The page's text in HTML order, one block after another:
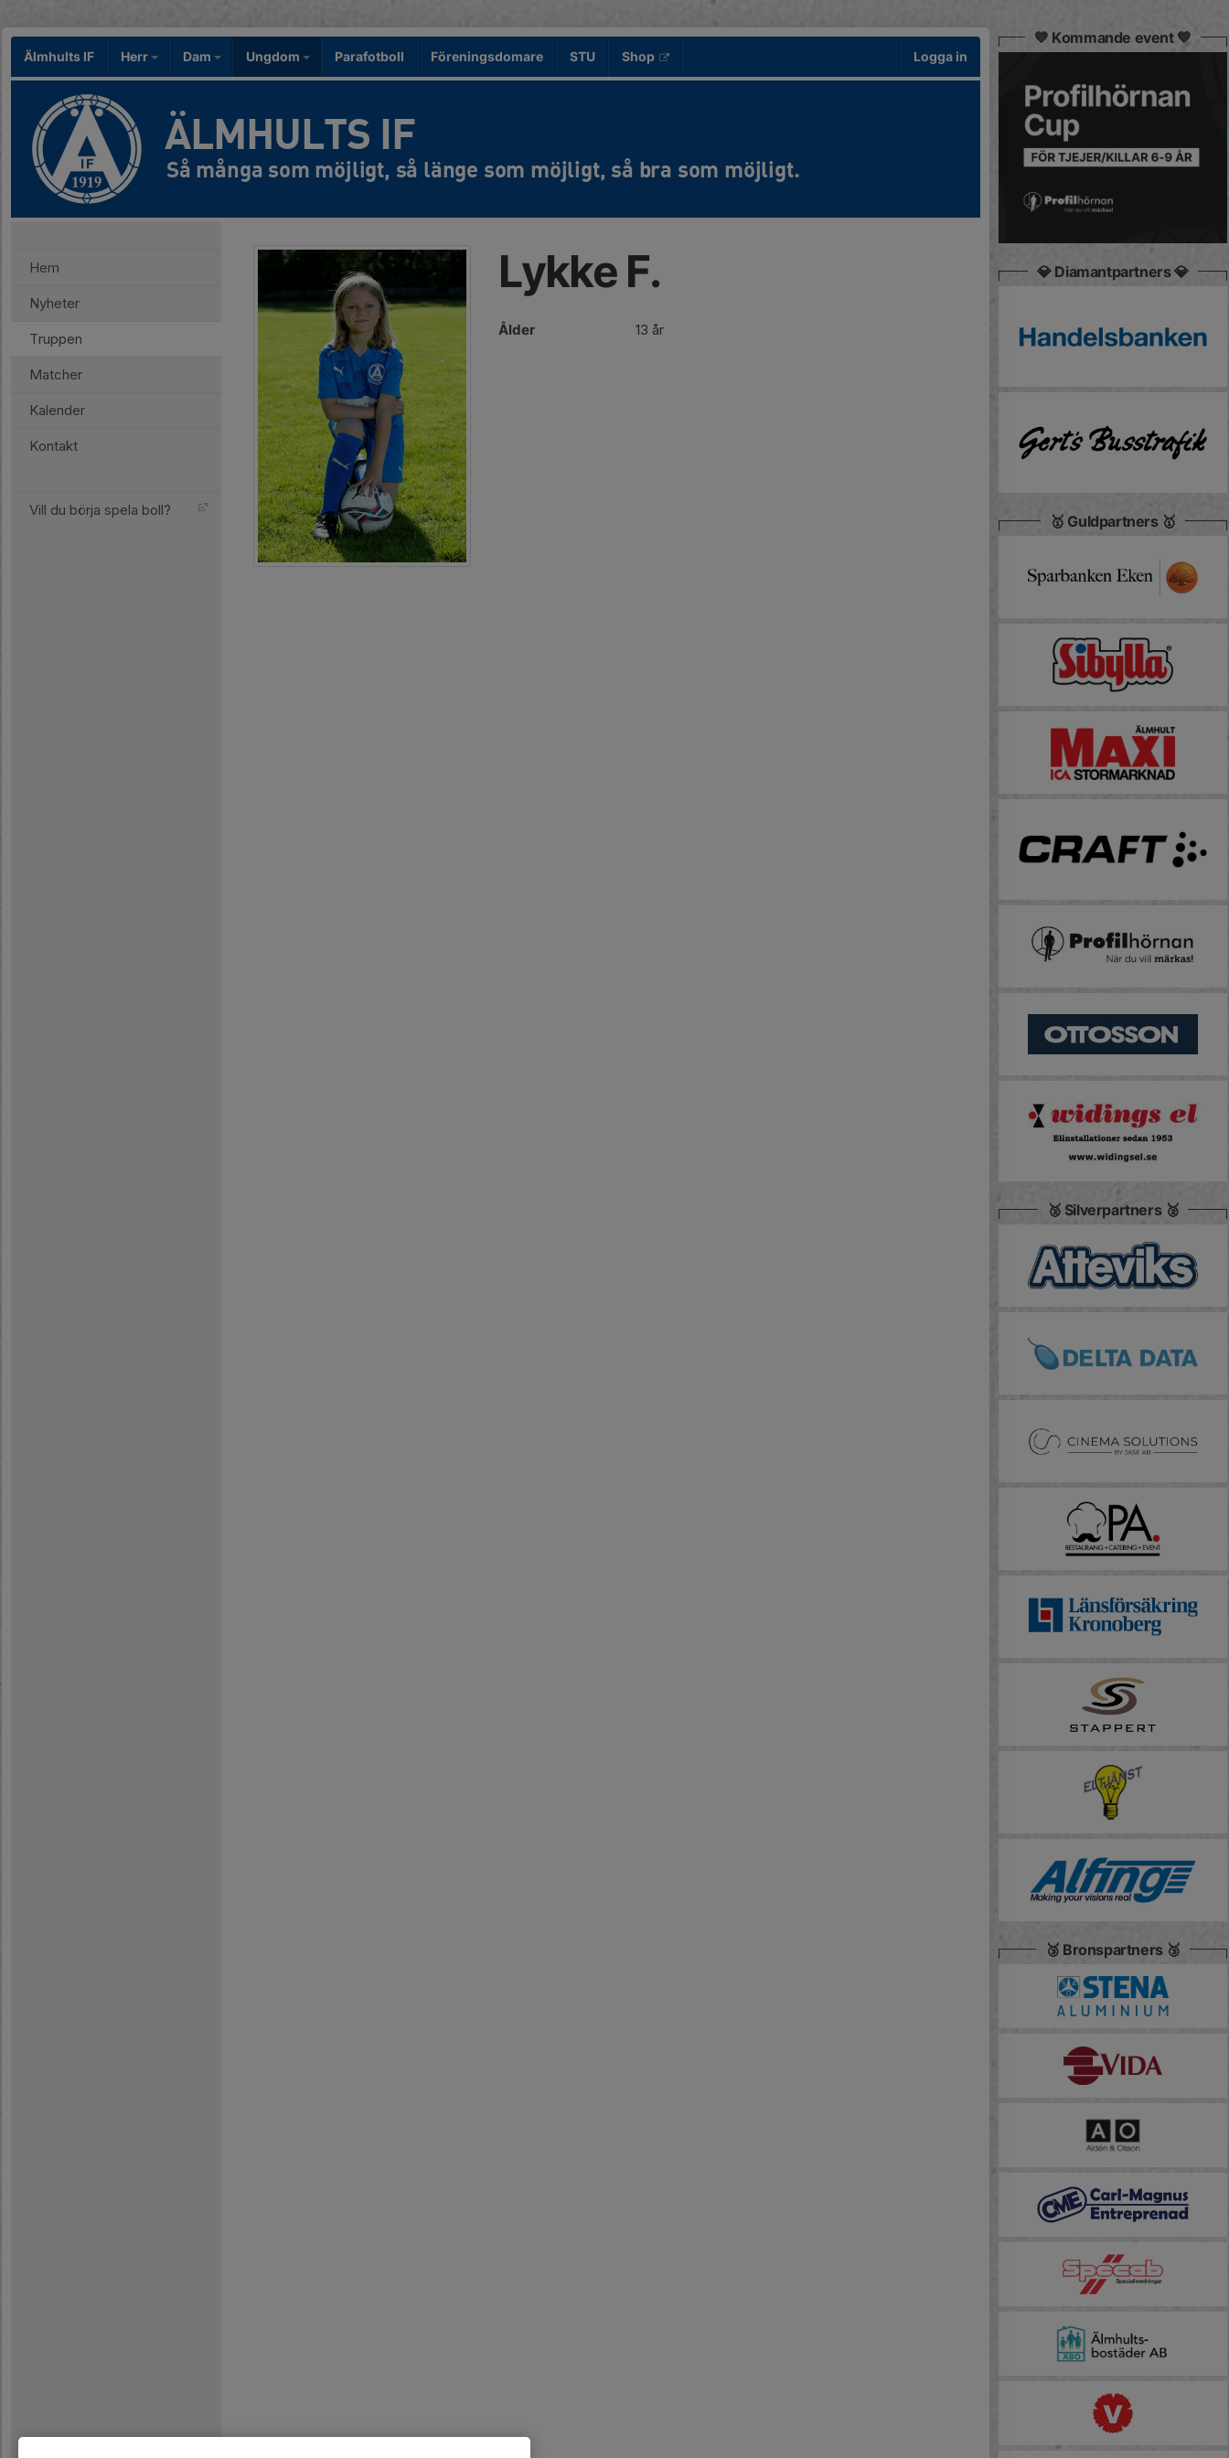
Älmhults IF Herr Dam Ungdom Parafotboll Föreningsdomare STU Shop Logga in
ÄLMHULTS IF
Hem
Nyheter
Truppen
Matcher
Kalender
Kontakt
Vill du börja spela boll?
Lykke F.
Ålder 13 år
💙 Kommande event 💙
💎 Diamantpartners 💎
🥇 Guldpartners 🥇
🥈 Silverpartners 🥈
🥉 Bronspartners 🥉